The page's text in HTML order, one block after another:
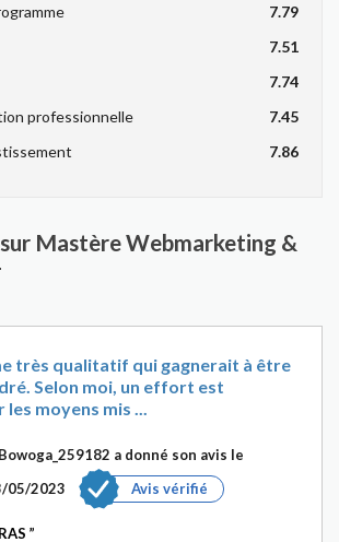
7.79
7.51
7.74
professionnelle
7.45
7.86
Mastère Webmarketing &
très qualitatif qui gagnerait à être
Selon moi, un effort est
les moyens mis ...
a donné son avis le
05/2023
Avis vérifié
RAS